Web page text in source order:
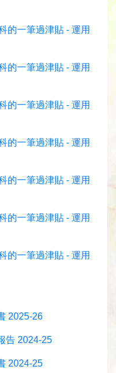
的一筆過津貼 - 運用
的一筆過津貼 - 運用
的一筆過津貼 - 運用
的一筆過津貼 - 運用
的一筆過津貼 - 運用
的一筆過津貼 - 運用
的一筆過津貼 - 運用
2025-26
告 2024-25
2024-25